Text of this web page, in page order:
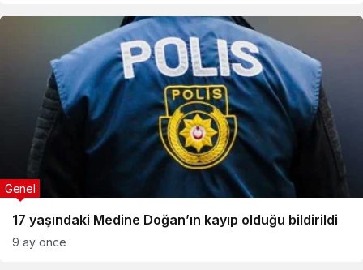
17 yaşındaki Medine Doğan’ın kayıp olduğu bildirildi
Genel
9 ay önce